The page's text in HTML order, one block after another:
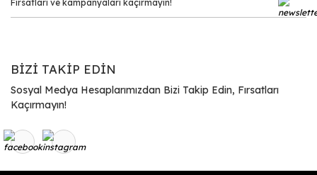
BİZİ TAKİP EDİN
Sosyal Medya Hesaplarımızdan Bizi Takip Edin, Fırsatları
Kaçırmayın!